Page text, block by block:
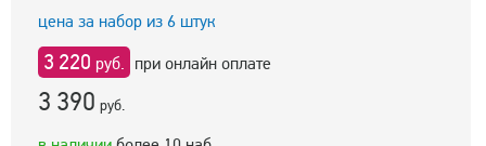
цена за набор из 6 штук
3 220 руб. при онлайн оплате
3 390 руб.